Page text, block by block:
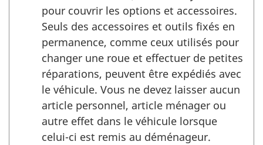
pour couvrir les options et accessoires.
Seuls des accessoires et outils fixés en
permanence, comme ceux utilisés pour
changer une roue et effectuer de petites
réparations, peuvent être expédiés avec
le véhicule. Vous ne devez laisser aucun
article personnel, article ménager ou
autre effet dans le véhicule lorsque
celui-ci est remis au déménageur.